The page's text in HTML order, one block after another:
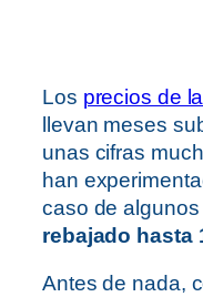
Los precios de
llevan meses
unas cifras
han
caso de
rebajado hasta
Antes de nada,